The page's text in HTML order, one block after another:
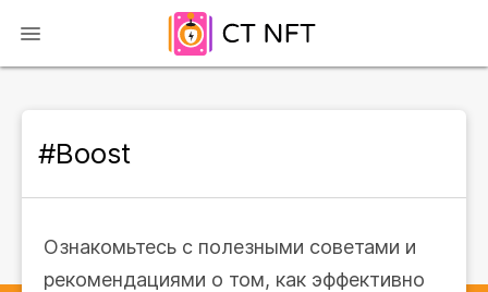
#Boost
Ознакомьтесь с полезными советами и
рекомендациями о том, как эффективно